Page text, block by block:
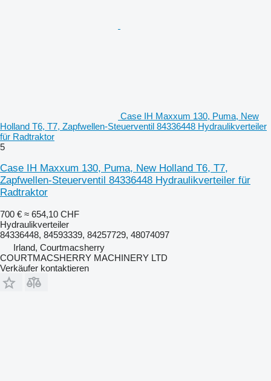
Case IH Maxxum 130, Puma, New
Holland T6, T7, Zapfwellen-Steuerventil 84336448 Hydraulikverteiler
für Radtraktor
5
Case IH Maxxum 130, Puma, New Holland T6, T7,
Zapfwellen-Steuerventil 84336448 Hydraulikverteiler für
Radtraktor
700 € ≈ 654,10 CHF
Hydraulikverteiler
84336448, 84593339, 84257729, 48074097
Irland, Courtmacsherry
COURTMACSHERRY MACHINERY LTD
Verkäufer kontaktieren